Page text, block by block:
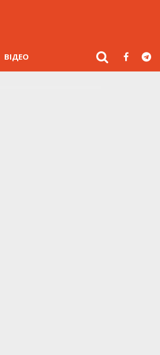
ВІДЕО